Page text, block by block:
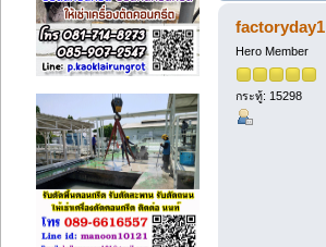
factoryday1
Hero Member
กระทู้: 15298